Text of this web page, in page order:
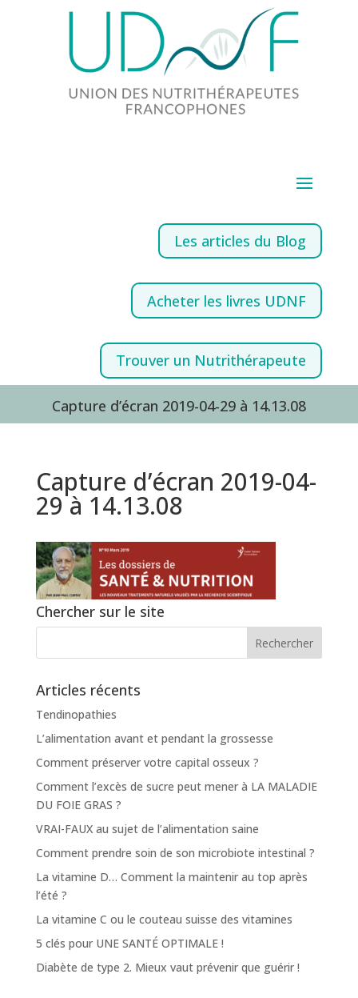
Les articles du Blog
Acheter les livres UDNF
Trouver un Nutrithérapeute
Capture d’écran 2019-04-29 à 14.13.08
Capture d’écran 2019-04-
29 à 14.13.08
Chercher sur le site
Articles récents
Tendinopathies
L’alimentation avant et pendant la grossesse
Comment préserver votre capital osseux ?
Comment l’excès de sucre peut mener à LA MALADIE
DU FOIE GRAS ?
VRAI-FAUX au sujet de l’alimentation saine
Comment prendre soin de son microbiote intestinal ?
La vitamine D… Comment la maintenir au top après
l’été ?
La vitamine C ou le couteau suisse des vitamines
5 clés pour UNE SANTÉ OPTIMALE !
Diabète de type 2. Mieux vaut prévenir que guérir !